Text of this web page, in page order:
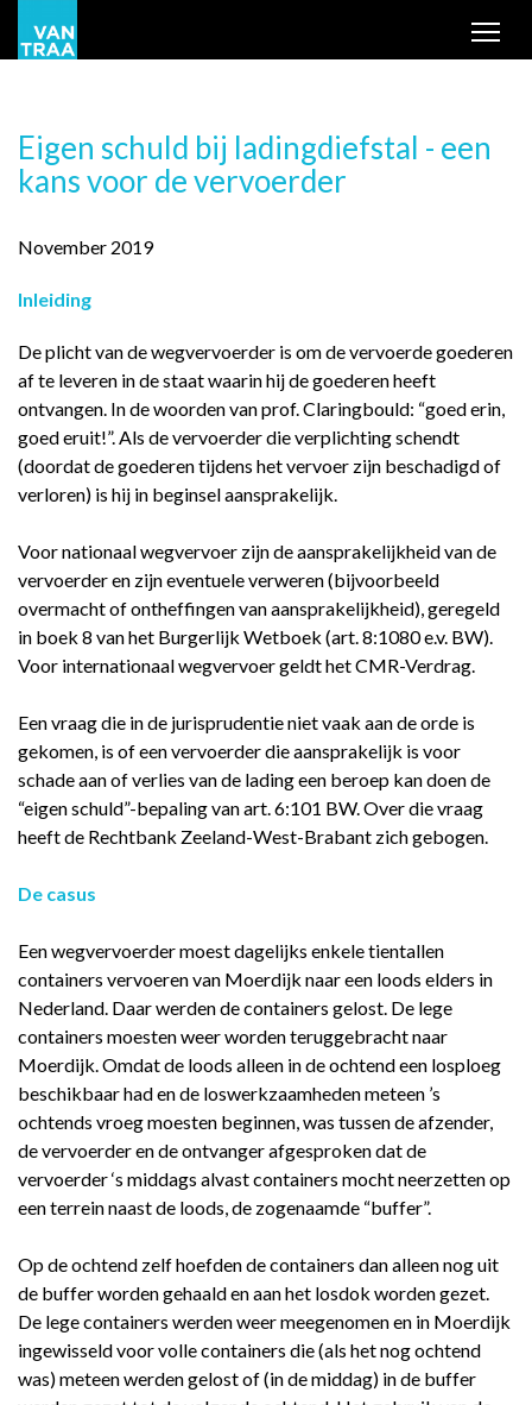
Eigen schuld bij ladingdiefstal - een
kans voor de vervoerder
November 2019
Inleiding
De plicht van de wegvervoerder is om de vervoerde goederen
af te leveren in de staat waarin hij de goederen heeft
ontvangen. In de woorden van prof. Claringbould: “goed erin,
goed eruit!”. Als de vervoerder die verplichting schendt
(doordat de goederen tijdens het vervoer zijn beschadigd of
verloren) is hij in beginsel aansprakelijk.
Voor nationaal wegvervoer zijn de aansprakelijkheid van de
vervoerder en zijn eventuele verweren (bijvoorbeeld
overmacht of ontheffingen van aansprakelijkheid), geregeld
in boek 8 van het Burgerlijk Wetboek (art. 8:1080 e.v. BW).
Voor internationaal wegvervoer geldt het CMR-Verdrag.
Een vraag die in de jurisprudentie niet vaak aan de orde is
gekomen, is of een vervoerder die aansprakelijk is voor
schade aan of verlies van de lading een beroep kan doen de
“eigen schuld”-bepaling van art. 6:101 BW. Over die vraag
heeft de Rechtbank Zeeland-West-Brabant zich gebogen.
De casus
Een wegvervoerder moest dagelijks enkele tientallen
containers vervoeren van Moerdijk naar een loods elders in
Nederland. Daar werden de containers gelost. De lege
containers moesten weer worden teruggebracht naar
Moerdijk. Omdat de loods alleen in de ochtend een losploeg
beschikbaar had en de loswerkzaamheden meteen ’s
ochtends vroeg moesten beginnen, was tussen de afzender,
de vervoerder en de ontvanger afgesproken dat de
vervoerder ‘s middags alvast containers mocht neerzetten op
een terrein naast de loods, de zogenaamde “buffer”.
Op de ochtend zelf hoefden de containers dan alleen nog uit
de buffer worden gehaald en aan het losdok worden gezet.
De lege containers werden weer meegenomen en in Moerdijk
ingewisseld voor volle containers die (als het nog ochtend
was) meteen werden gelost of (in de middag) in de buffer